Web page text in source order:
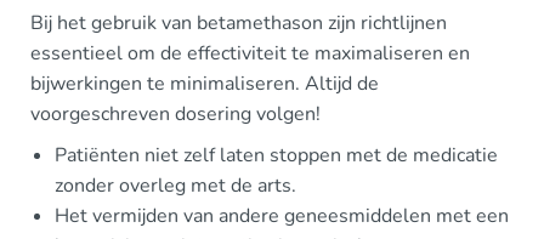
Bij het gebruik van betamethason zijn richtlijnen
essentieel om de effectiviteit te maximaliseren en
bijwerkingen te minimaliseren. Altijd de
voorgeschreven dosering volgen!
Patiënten niet zelf laten stoppen met de medicatie
zonder overleg met de arts.
Het vermijden van andere geneesmiddelen met een